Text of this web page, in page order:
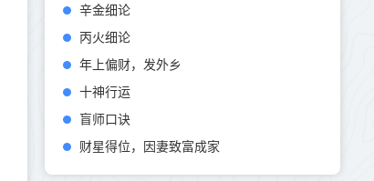
辛金细论
丙火细论
年上偏财，发外乡
十神行运
盲师口诀
财星得位，因妻致富成家